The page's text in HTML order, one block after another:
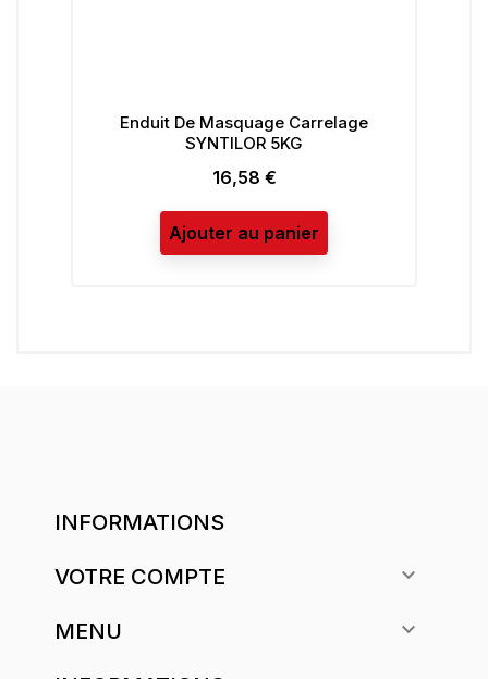
Enduit De Masquage Carrelage
SYNTILOR 5KG
Prix
16,58 €
Ajouter au panier
INFORMATIONS
VOTRE COMPTE 
MENU 